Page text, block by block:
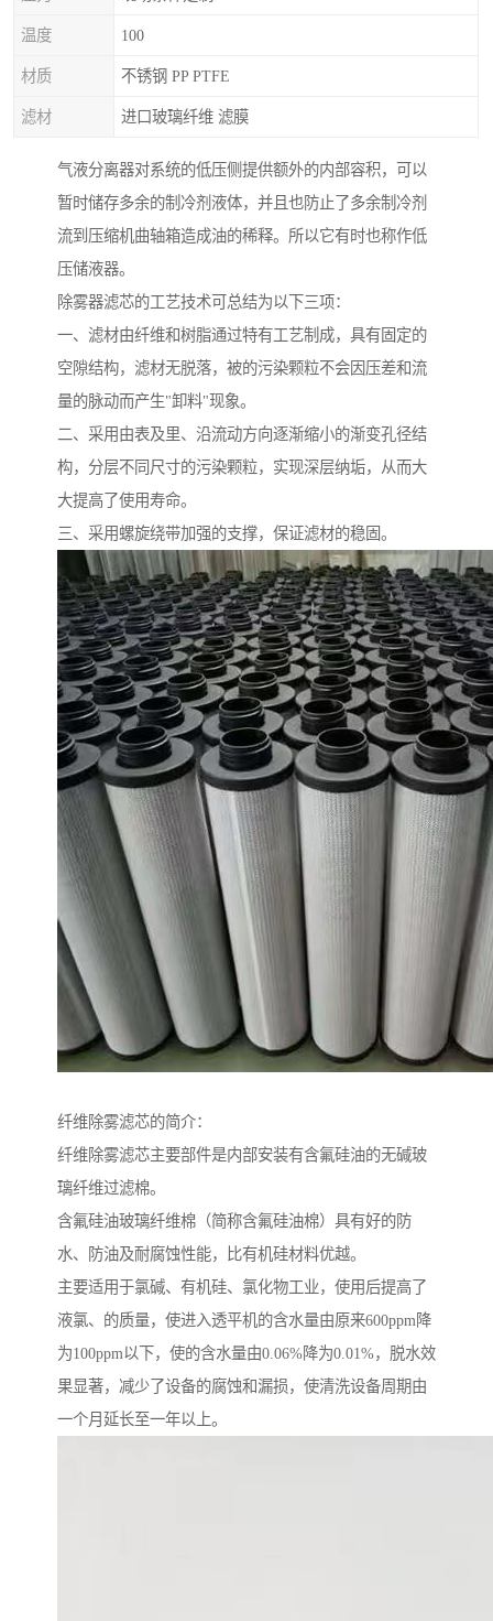
温度 100
材质 不锈钢 PP PTFE
滤材 进口玻璃纤维 滤膜
气液分离器对系统的低压侧提供额外的内部容积，可以
暂时储存多余的制冷剂液体，并且也防止了多余制冷剂
流到压缩机曲轴箱造成油的稀释。所以它有时也称作低
压储液器。
除雾器滤芯的工艺技术可总结为以下三项：
一、滤材由纤维和树脂通过特有工艺制成，具有固定的
空隙结构，滤材无脱落，被的污染颗粒不会因压差和流
量的脉动而产生"卸料"现象。
二、采用由表及里、沿流动方向逐渐缩小的渐变孔径结
构，分层不同尺寸的污染颗粒，实现深层纳垢，从而大
大提高了使用寿命。
三、采用螺旋绕带加强的支撑，保证滤材的稳固。
纤维除雾滤芯的简介：
纤维除雾滤芯主要部件是内部安装有含氟硅油的无碱玻
璃纤维过滤棉。
含氟硅油玻璃纤维棉（简称含氟硅油棉）具有好的防
水、防油及耐腐蚀性能，比有机硅材料优越。
主要适用于氯碱、有机硅、氯化物工业，使用后提高了
液氯、的质量，使进入透平机的含水量由原来600ppm降
为100ppm以下，使的含水量由0.06%降为0.01%，脱水效
果显著，减少了设备的腐蚀和漏损，使清洗设备周期由
一个月延长至一年以上。